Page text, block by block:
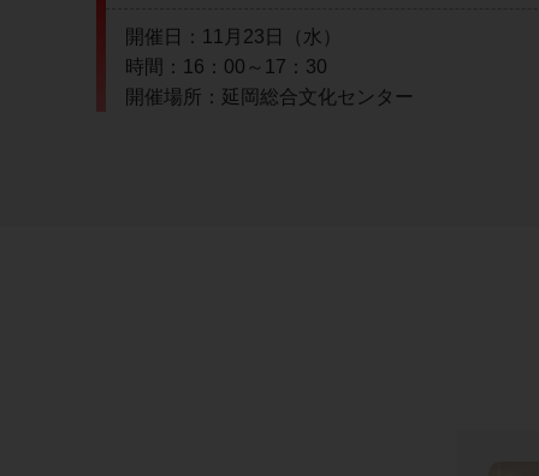
開催日：11月23日（水）
時間：16：00～17：30
開催場所：延岡総合文化センター